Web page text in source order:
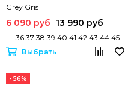
Grey Gris
6 090 руб 13 990 руб
36 37 38 39 40 41 42 43 44 45
Выбрать
- 56%